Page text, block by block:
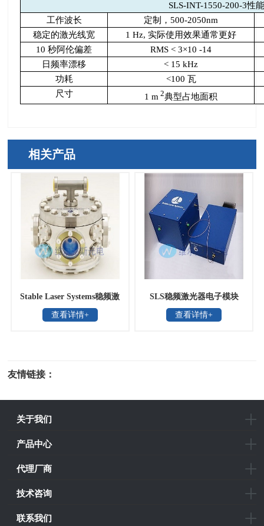
SLS-INT-1550-200-3性
工作波长
定制，500-2050nm
稳定的激光线宽
1 Hz,实际使用效果通常更好
10秒阿伦偏差
RMS < 3×10 -14
日频率漂移
< 15 kHz
功耗
<100 瓦
尺寸
1 m 2典型占地面积
相关产品
Stable Laser Systems稳频激
光器腔体外壳
查看详情+
SLS稳频激光器电子模块
查看详情+
友情链接：
关于我们
产品中心
代理厂商
技术咨询
联系我们